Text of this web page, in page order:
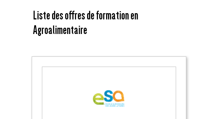
Liste des offres de formation en
Agroalimentaire